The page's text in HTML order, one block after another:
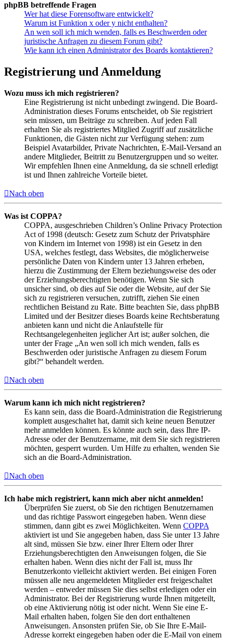
phpBB betreffende Fragen
Wer hat diese Forensoftware entwickelt?
Warum ist Funktion x oder y nicht enthalten?
An wen soll ich mich wenden, falls es Beschwerden oder
juristische Anfragen zu diesem Forum gibt?
Wie kann ich einen Administrator des Boards kontaktieren?
Registrierung und Anmeldung
Wozu muss ich mich registrieren?
Eine Registrierung ist nicht unbedingt zwingend. Die Board-
Administration dieses Forums entscheidet, ob Sie registriert
sein müssen, um Beiträge zu schreiben. Auf jeden Fall
erhalten Sie als registriertes Mitglied Zugriff auf zusätzliche
Funktionen, die Gästen nicht zur Verfügung stehen: zum
Beispiel Avatarbilder, Private Nachrichten, E-Mail-Versand an
andere Mitglieder, Beitritt zu Benutzergruppen und so weiter.
Wir empfehlen Ihnen eine Anmeldung, da sie schnell erledigt
ist und Ihnen zahlreiche Vorteile bietet.
Nach oben
Was ist COPPA?
COPPA, ausgeschrieben Children’s Online Privacy Protection
Act of 1998 (deutsch: Gesetz zum Schutz der Privatsphäre
von Kindern im Internet von 1998) ist ein Gesetz in den
USA, welches festlegt, dass Websites, die möglicherweise
persönliche Daten von Kindern unter 13 Jahren erheben,
hierzu die Zustimmung der Eltern beziehungsweise des oder
der Erziehungsberechtigten benötigen. Wenn Sie sich
unsicher sind, ob dies auf Sie oder die Website, auf der Sie
sich zu registrieren versuchen, zutrifft, ziehen Sie einen
rechtlichen Beistand zu Rate. Bitte beachten Sie, dass phpBB
Limited und der Besitzer dieses Boards keine Rechtsberatung
anbieten kann und nicht die Anlaufstelle für
Rechtsangelegenheiten jeglicher Art ist; außer solchen, die
unter der Frage „An wen soll ich mich wenden, falls es
Beschwerden oder juristische Anfragen zu diesem Forum
gibt?“ behandelt werden.
Nach oben
Warum kann ich mich nicht registrieren?
Es kann sein, dass die Board-Administration die Registrierung
komplett ausgeschaltet hat, damit sich keine neuen Benutzer
mehr anmelden können. Es könnte auch sein, dass Ihre IP-
Adresse oder der Benutzername, mit dem Sie sich registrieren
möchten, gesperrt wurden. Um Hilfe zu erhalten, wenden Sie
sich an die Board-Administration.
Nach oben
Ich habe mich registriert, kann mich aber nicht anmelden!
Überprüfen Sie zuerst, ob Sie den richtigen Benutzernamen
und das richtige Passwort eingegeben haben. Wenn diese
stimmen, dann gibt es zwei Möglichkeiten. Wenn COPPA
aktiviert ist und Sie angegeben haben, dass Sie unter 13 Jahre
alt sind, müssen Sie bzw. einer Ihrer Eltern oder Ihrer
Erziehungsberechtigten den Anweisungen folgen, die Sie
erhalten haben. Wenn dies nicht der Fall ist, muss Ihr
Benutzerkonto vielleicht aktiviert werden. Bei einigen Foren
müssen alle neu angemeldeten Mitglieder erst freigeschaltet
werden – entweder müssen Sie dies selbst erledigen oder ein
Administrator. Bei der Registrierung wurde Ihnen mitgeteilt,
ob eine Aktivierung nötig ist oder nicht. Wenn Sie eine E-
Mail erhalten haben, folgen Sie den dort enthaltenen
Anweisungen. Ansonsten prüfen Sie, ob Sie Ihre E-Mail-
Adresse korrekt eingegeben haben oder die E-Mail von einem